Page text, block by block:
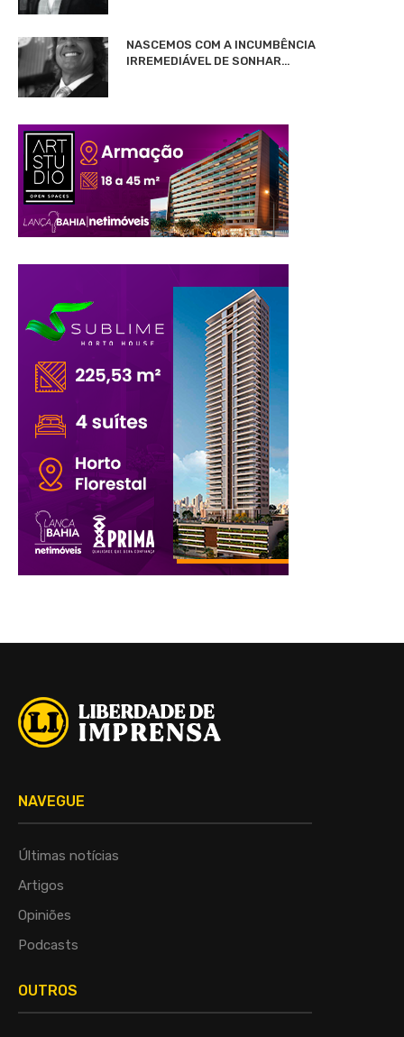
NASCEMOS COM A INCUMBÊNCIA
IRREMEDIÁVEL DE SONHAR…
NAVEGUE
Últimas notícias
Artigos
Opiniões
Podcasts
OUTROS